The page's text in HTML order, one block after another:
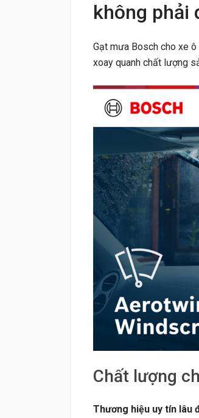
không phải
Gạt mưa Bosch cho xe
xoay quanh chất lượng
Chất lượng
Thương hiệu uy tín lâu